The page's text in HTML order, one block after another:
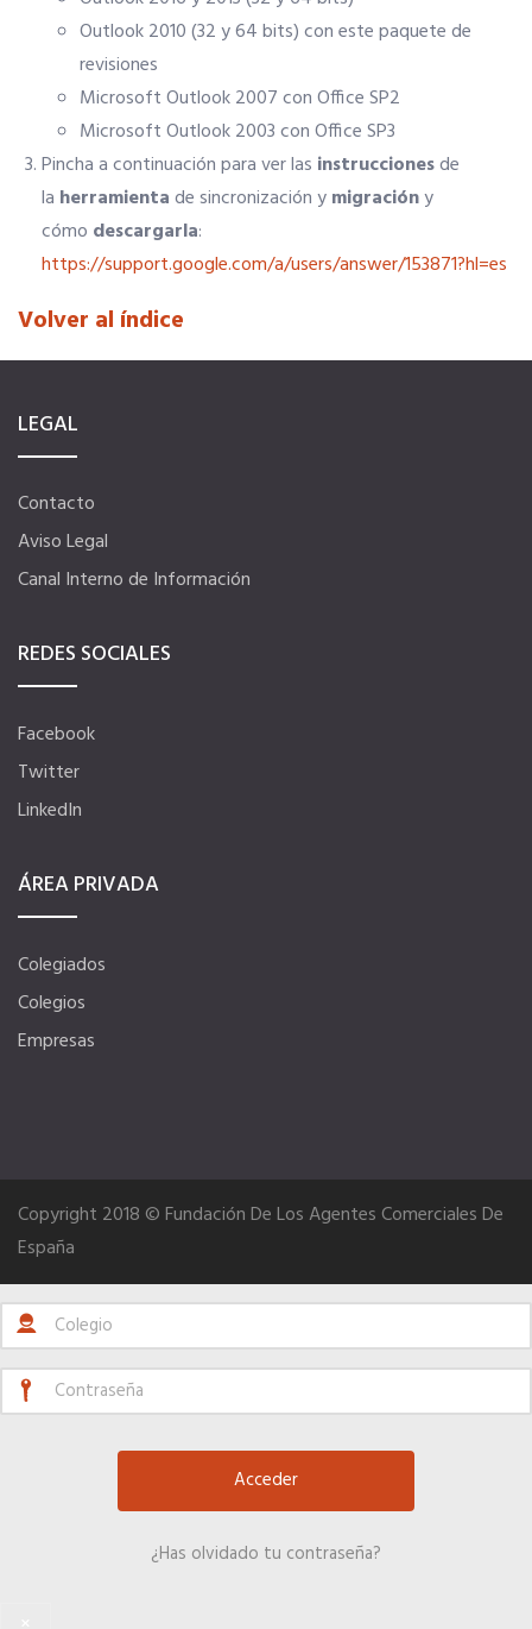
Título Oficial
Tu Carnet Profesional, ahora Digital
Ahorra en carburantes
Ventajas en seguros
Consulados comerciales
Internacional
Telefonía AC
Información a la última
OFERTAS DE EMPLEO
Empresas
Outlook 2010 (32 y 64 bits) con este paquete de
revisiones
Microsoft Outlook 2007 con Office SP2
Microsoft Outlook 2003 con Office SP3
Pincha a continuación para ver las instruccionesde
la herramientade sincronización ymigracióny
cómo descargarla:
https://support.google.com/a/users/answer/153871?hl=es
Volver al índice
LEGAL
Contacto
Aviso Legal
Canal Interno de Información
REDES SOCIALES
Facebook
Twitter
LinkedIn
ÁREA PRIVADA
Colegiados
Colegios
Empresas
Copyright 2018 © Fundación De Los Agentes Comerciales De
España
¿Has olvidado tu contraseña?